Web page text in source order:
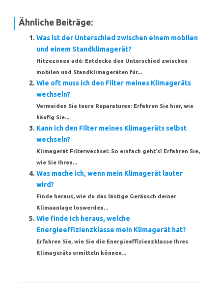
Ähnliche Beiträge:
Was ist der Unterschied zwischen einem mobilen
und einem Standklimagerät?
Hitzezonen adé: Entdecke den Unterschied zwischen
mobilen und Standklimageräten für...
Wie oft muss ich den Filter meines Klimageräts
wechseln?
Vermeiden Sie teure Reparaturen: Erfahren Sie hier, wie
häufig Sie...
Kann ich den Filter meines Klimageräts selbst
wechseln?
Klimagerät Filterwechsel: So einfach geht's! Erfahren Sie,
wie Sie Ihren...
Was mache ich, wenn mein Klimagerät lauter
wird?
Finde heraus, wie du das lästige Geräusch deiner
Klimaanlage loswerden...
Wie finde ich heraus, welche
Energieeffizienzklasse mein Klimagerät hat?
Erfahren Sie, wie Sie die Energieeffizienzklasse Ihres
Klimageräts ermitteln können...